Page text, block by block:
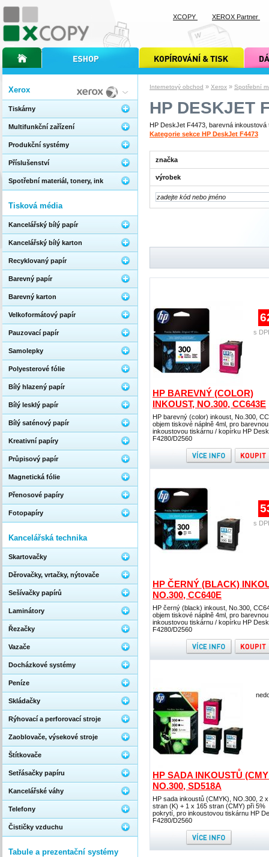
Internetový obchod » Xerox » Spotřební
HP DESKJET
HP DeskJet F4473, barevná
Kategorie sekce HP DeskJet F4473
značka
výrobek
HP BAREVNÝ (COLOR)
INKOUST, NO.300, CC643E
HP barevný (color) inkoust, No.300,
objem tiskové náplně 4ml, pro barevnou
inkoustovou tiskárnu / kopírku HP
F4280/D2560
s
HP ČERNÝ (BLACK)
NO.300, CC640E
HP černý (black) inkoust, No.300,
objem tiskové náplně 4ml, pro barevnou
inkoustovou tiskárnu / kopírku HP
F4280/D2560
s
HP SADA INKOUSTŮ
NO.300, SD518A
HP sada inkoustů (CMYK), NO.300, 2
stran (K) + 1 x 165 stran (CMY) při 5%
pokrytí, pro inkoustovou tiskárnu HP
F4280/D2560
Xerox
Tiskárny
Multifunkční zařízení
Produkční systémy
Příslušenství
Spotřební materiál, tonery, ink
Tisková média
Kancelářský bílý papír
Kancelářský bílý karton
Recyklovaný papír
Barevný papír
Barevný karton
Velkoformátový papír
Pauzovací papír
Samolepky
Polyesterové fólie
Bílý hlazený papír
Bílý lesklý papír
Bílý saténový papír
Kreativní papíry
Průpisový papír
Magnetická fólie
Přenosové papíry
Fotopapíry
Kancelářská technika
Skartovačky
Děrovačky, vrtačky, nýtovače
Sešívačky papírů
Laminátory
Řezačky
Vazače
Docházkové systémy
Peníze
Skládačky
Rýhovací a perforovací stroje
Zaoblovače, výsekové stroje
Štítkovače
Setřásačky papíru
Kancelářské váhy
Telefony
Čističky vzduchu
Tabule a prezentační systémy
úvodní stránka xcopyinternetový obchod xcopy kopírování a tisk xcopy dárkové
XCOPY XEROX Partner